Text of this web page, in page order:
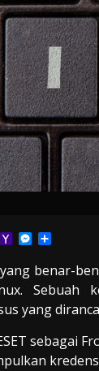
GmailYahooMessenger
benar-
Sebuah
yang
sebagai